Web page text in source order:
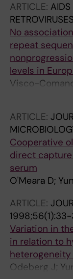
ARTICLE:
No
repeat
levels in
Visco-
ARTICLE:
Cooperative
direct
serum
O'Meara D;
ARTICLE:
Variation in
in relation to
Odeberg J;